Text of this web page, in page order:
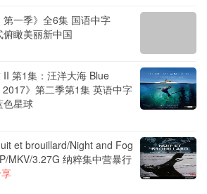
一季》全6集 国语中字
瞰美丽新中国
第1集：汪洋大海 Blue
》第二季第1集 英语中字
色星球
et brouillard/Night and Fog
MKV/3.27G 纳粹集中营暴行